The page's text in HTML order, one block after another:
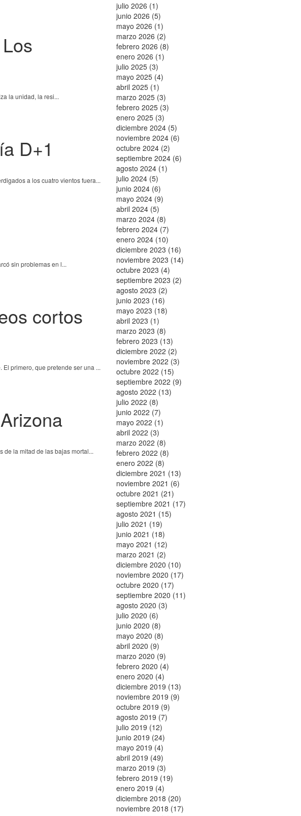
la unidad, la resi...
D+1
a los cuatro vientos fuera...
sin problemas en l...
cortos
primero, que pretende ser una ...
de la mitad de las bajas mortal...
julio 2026 (1)
junio 2026 (5)
mayo 2026 (1)
marzo 2026 (2)
febrero 2026 (8)
enero 2026 (1)
julio 2025 (3)
mayo 2025 (4)
abril 2025 (1)
marzo 2025 (3)
febrero 2025 (3)
enero 2025 (3)
diciembre 2024 (5)
noviembre 2024 (6)
octubre 2024 (2)
septiembre 2024 (6)
agosto 2024 (1)
julio 2024 (5)
junio 2024 (6)
mayo 2024 (9)
abril 2024 (5)
marzo 2024 (8)
febrero 2024 (7)
enero 2024 (10)
diciembre 2023 (16)
noviembre 2023 (14)
octubre 2023 (4)
septiembre 2023 (2)
agosto 2023 (2)
junio 2023 (16)
mayo 2023 (18)
abril 2023 (1)
marzo 2023 (8)
febrero 2023 (13)
diciembre 2022 (2)
noviembre 2022 (3)
octubre 2022 (15)
septiembre 2022 (9)
agosto 2022 (13)
julio 2022 (8)
junio 2022 (7)
mayo 2022 (1)
abril 2022 (3)
marzo 2022 (8)
febrero 2022 (8)
enero 2022 (8)
diciembre 2021 (13)
noviembre 2021 (6)
octubre 2021 (21)
septiembre 2021 (17)
agosto 2021 (15)
julio 2021 (19)
junio 2021 (18)
mayo 2021 (12)
marzo 2021 (2)
diciembre 2020 (10)
noviembre 2020 (17)
octubre 2020 (17)
septiembre 2020 (11)
agosto 2020 (3)
julio 2020 (6)
junio 2020 (8)
mayo 2020 (8)
abril 2020 (9)
marzo 2020 (9)
febrero 2020 (4)
enero 2020 (4)
diciembre 2019 (13)
noviembre 2019 (9)
octubre 2019 (9)
agosto 2019 (7)
julio 2019 (12)
junio 2019 (24)
mayo 2019 (4)
abril 2019 (49)
marzo 2019 (3)
febrero 2019 (19)
enero 2019 (4)
diciembre 2018 (20)
noviembre 2018 (17)